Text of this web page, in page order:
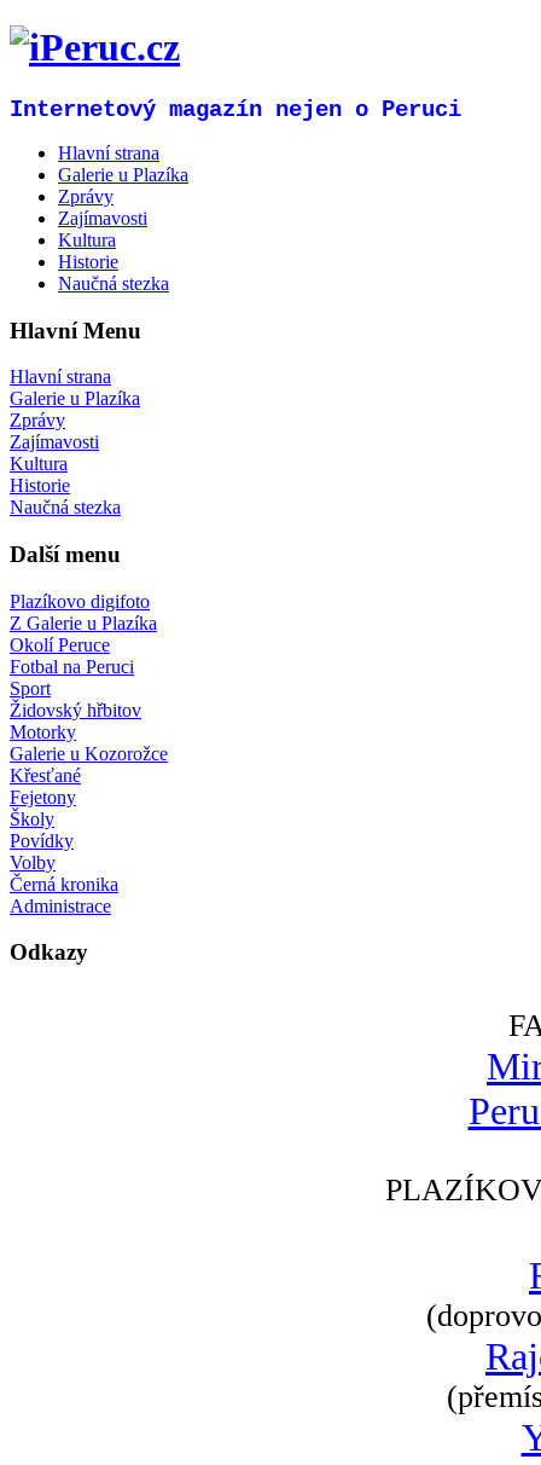
Internetový magazín nejen o Peruci
Hlavní strana
Galerie u Plazíka
Zprávy
Zajímavosti
Kultura
Historie
Naučná stezka
Hlavní Menu
Hlavní strana
Galerie u Plazíka
Zprávy
Zajímavosti
Kultura
Historie
Naučná stezka
Další menu
Plazíkovo digifoto
Z Galerie u Plazíka
Okolí Peruce
Fotbal na Peruci
Sport
Židovský hřbitov
Motorky
Galerie u Kozorožce
Křesťané
Fejetony
Školy
Povídky
Volby
Černá kronika
Administrace
Odkazy